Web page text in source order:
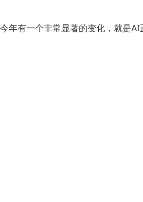
今年有一个非常显著的变化，就是